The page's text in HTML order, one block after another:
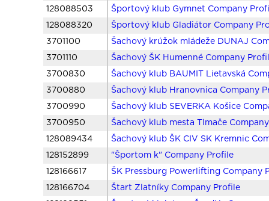
128088503
Športový klub Gymnet Company
128088320
Športový klub Gladiátor Company
3701100
Šachový krúžok mládeže DUNAJ
3701110
Šachový ŠK Humenné Company
3700830
Šachový klub BAUMIT Lietavská
3700880
Šachový klub Hranovnica Company
3700990
Šachový klub SEVERKA Košice
3700950
Šachový klub mesta Tlmače
128089434
Šachový klub ŠK CIV SK Kremnic
128152899
"Športom k" Company Profile
128166617
ŠK Pressburg Powerlifting Company
128166704
Štart Zlatníky Company Profile